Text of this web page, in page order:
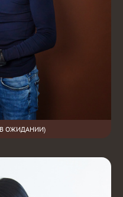
ОЖИДАНИИ)